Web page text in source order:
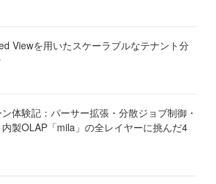
Viewを用いたスケーラブルなテナント分
体験記：パーサー拡張・分散ジョブ制御・
製OLAP「mila」の全レイヤーに挑んだ4